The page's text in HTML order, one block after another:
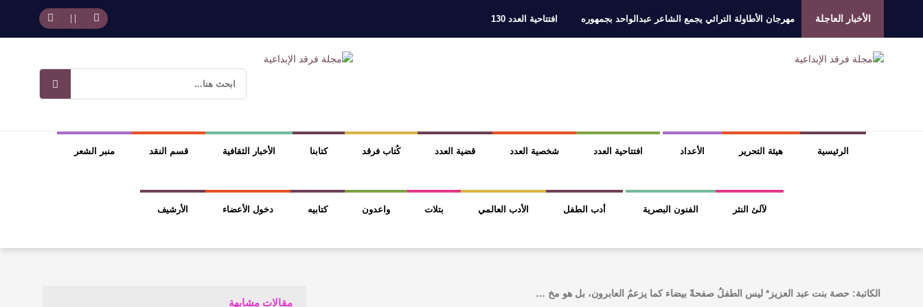
الأخبار العاجلة مهرجان الأطاولة التراثي يجمع الشاعر عبدالواحد بجمهوره افتتاحية العدد 130
القيمة الأدبية بين استحقاق النص وسلطة الجائزة
عتبات التأويل وقراءة التشكيل الصوفي والفلسفي في “مملكة الله” للدكتور محمد بدوي
عنترة بن شداد… الشاعر الفارس
الرئيسية
هيئة التحرير الأعداد افتتاحية العدد شخصية العدد قضية العدد كُتاب فرقد كتابنا الأخبار الثقافية قسم النقد منبر الشعر
لآلئ النثر الفنون البصرية أدب الطفل الأدب العالمي بتلات واعدون كتابيه دخول الأعضاء الأرشيف
مقالات مشابهة
الكاتبة: حصة بنت عبد العزيز* ليس الطفلُ صفحةً بيضاء كما يزعمُ العابرون، بل هو مخ …